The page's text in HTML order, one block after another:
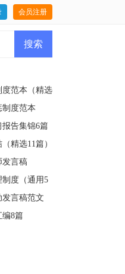
会员注册
度范本（精选
制度范本
告集锦6篇
精选11篇）
发言稿
度（通用5
言稿范文
编8篇